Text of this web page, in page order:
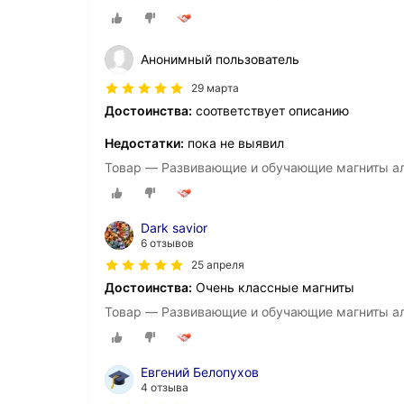
Анонимный пользователь
29 марта
Достоинства: соответствует описанию
Недостатки: пока не выявил
Товар — Развивающие и обучающие магниты
Dark savior
6 отзывов
25 апреля
Достоинства: Очень классные магниты
Товар — Развивающие и обучающие магниты
Евгений Белопухов
4 отзыва